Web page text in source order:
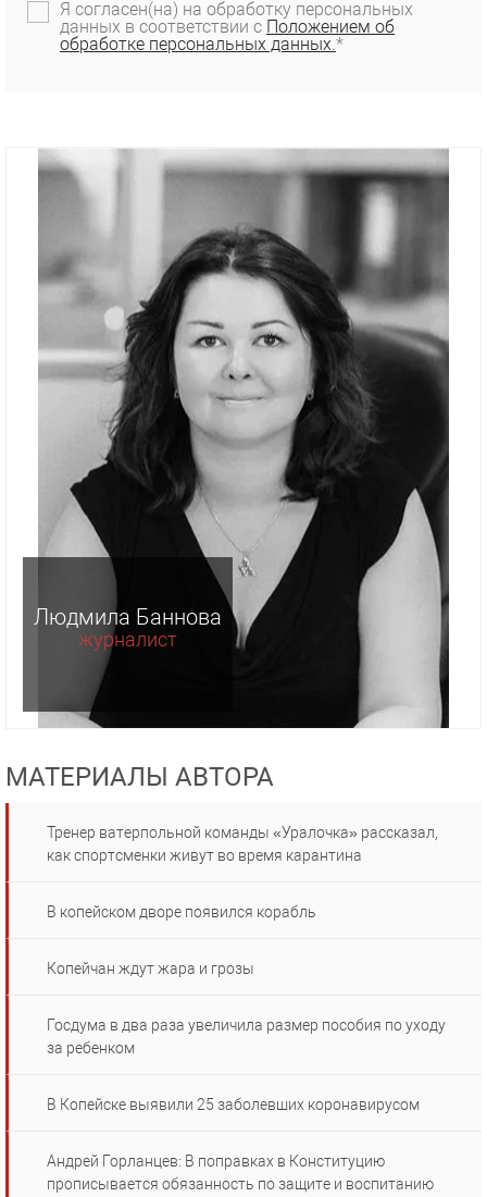
Я согласен(на) на обработку персональных
данных в соответствии с Положением об
обработке персональных данных.*
Людмила Баннова
журналист
МАТЕРИАЛЫ АВТОРА
Тренер ватерпольной команды «Уралочка» рассказал,
как спортсменки живут во время карантина
В копейском дворе появился корабль
Копейчан ждут жара и грозы
Госдума в два раза увеличила размер пособия по уходу
за ребенком
В Копейске выявили 25 заболевших коронавирусом
Андрей Горланцев: В поправках в Конституцию
прописывается обязанность по защите и воспитанию